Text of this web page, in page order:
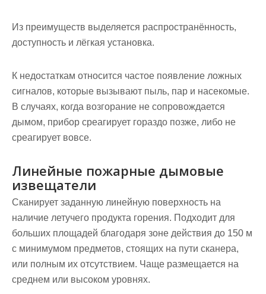
Из преимуществ выделяется распространённость,
доступность и лёгкая установка.
К недостаткам относится частое появление ложных
сигналов, которые вызывают пыль, пар и насекомые.
В случаях, когда возгорание не сопровождается
дымом, прибор среагирует гораздо позже, либо не
среагирует вовсе.
Линейные пожарные дымовые
извещатели
Сканирует заданную линейную поверхность на
наличие летучего продукта горения. Подходит для
больших площадей благодаря зоне действия до 150 м
с минимумом предметов, стоящих на пути сканера,
или полным их отсутствием. Чаще размещается на
среднем или высоком уровнях.